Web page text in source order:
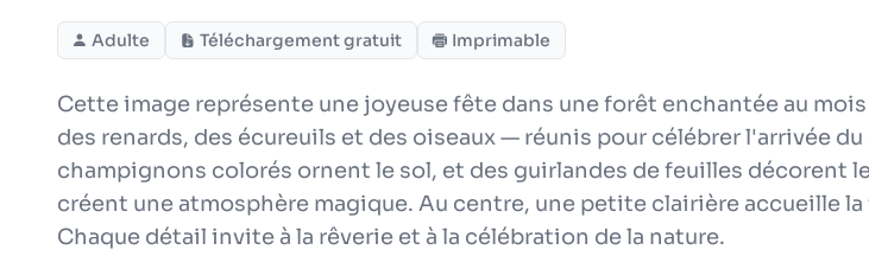
Adulte Téléchargement gratuit Imprimable
Cette image représente une joyeuse fête dans une forêt enchantée au
des renards, des écureuils et des oiseaux — réunis pour célébrer l'arrivée
champignons colorés ornent le sol, et des guirlandes de feuilles décorent
créent une atmosphère magique. Au centre, une petite clairière accueille
Chaque détail invite à la rêverie et à la célébration de la nature.